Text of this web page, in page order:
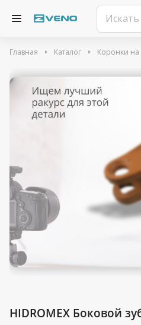
Главная Каталог Коронки на
HIDROMEX Боковой